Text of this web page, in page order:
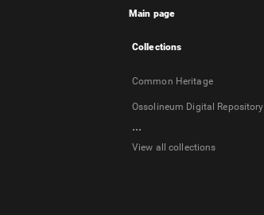
Main page
Collections
Common Heritage
Ossolineum Digital Repository
...
View all collections